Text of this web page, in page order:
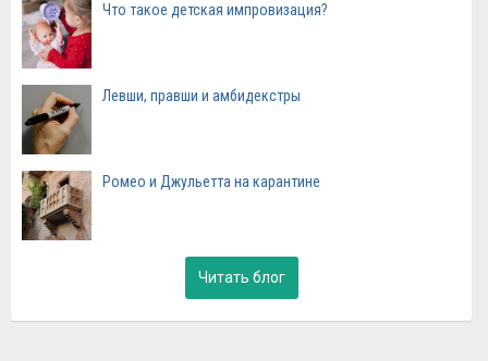
Что такое детская импровизация?
Левши, правши и амбидекстры
Ромео и Джульетта на карантине
Читать блог